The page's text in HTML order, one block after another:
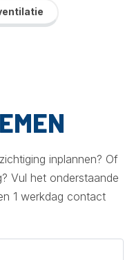
inplannen? Of
Vul het onderstaande
1 werkdag contact